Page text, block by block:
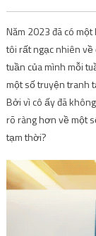
Năm 2023 đã có
tôi rất ngạc nhiên về
tuần của mình mỗi
một số truyện tranh
Bởi vì cô ấy đã
rõ ràng hơn về một
tạm thời?